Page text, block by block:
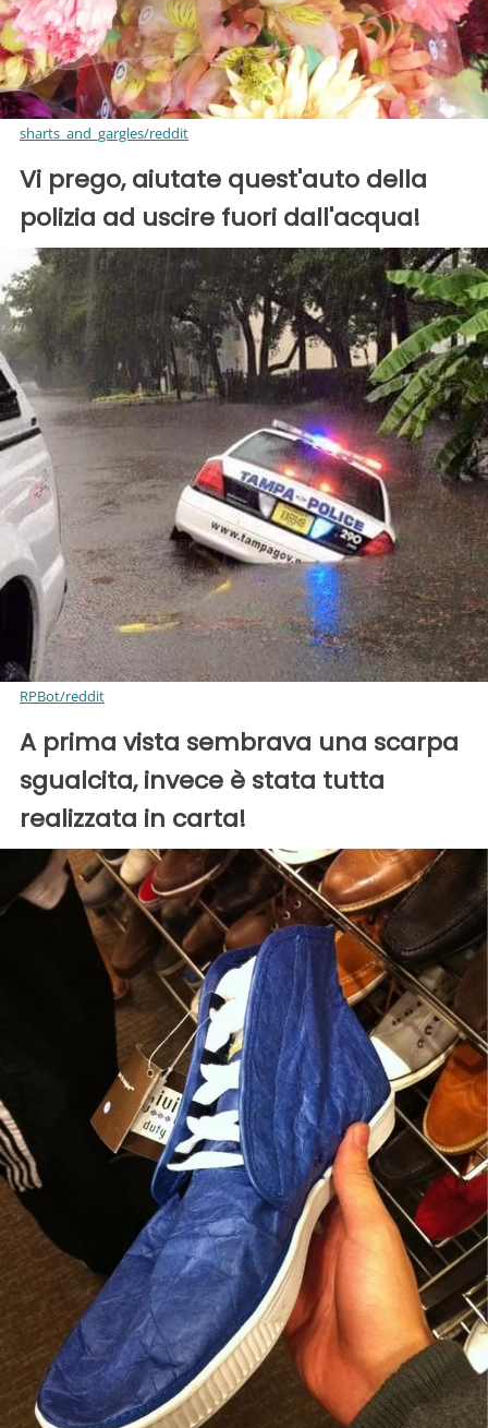
sharts_and_gargles/reddit
Vi prego, aiutate quest'auto della
polizia ad uscire fuori dall'acqua!
RPBot/reddit
A prima vista sembrava una scarpa
sgualcita, invece è stata tutta
realizzata in carta!